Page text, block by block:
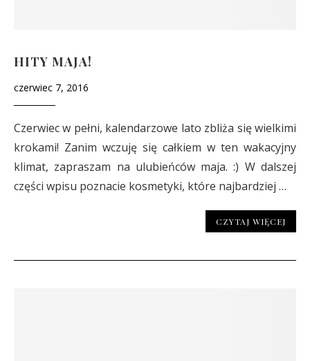
HITY MAJA!
czerwiec 7, 2016
Czerwiec w pełni, kalendarzowe lato zbliża się wielkimi
krokami! Zanim wczuję się całkiem w ten wakacyjny
klimat, zapraszam na ulubieńców maja. :) W dalszej
części wpisu poznacie kosmetyki, które najbardziej …
CZYTAJ WIĘCEJ